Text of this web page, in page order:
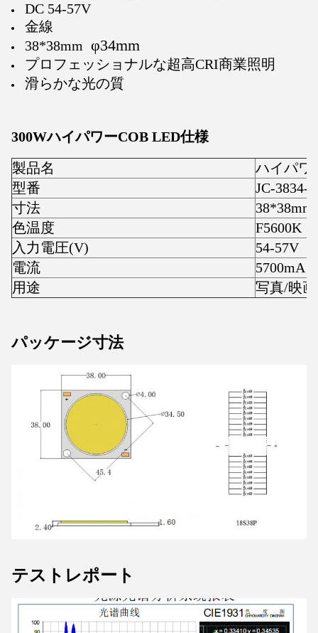
DC 54-57V
金線
38*38mm φ34mm
プロフェッショナルな超高CRI商業照明
滑らかな光の質
300WハイパワーCOB LED仕様
製品名
ハイパワ
型番
JC-3834-
寸法
38*38mm
色温度
F5600K
入力電圧(V)
54-57V
電流
5700mA
用途
写真/映
パッケージ寸法
テストレポート